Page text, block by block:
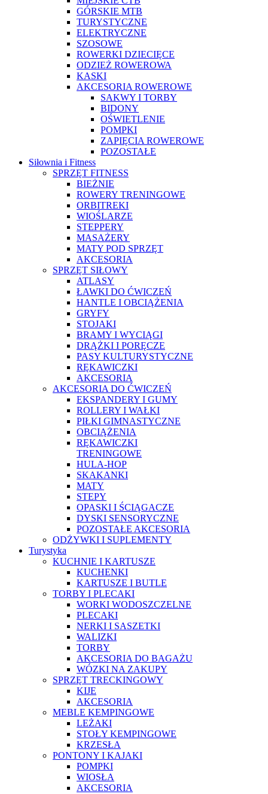
GÓRSKIE MTB
TURYSTYCZNE
ELEKTRYCZNE
SZOSOWE
ROWERKI DZIECIĘCE
ODZIEŻ ROWEROWA
KASKI
AKCESORIA ROWEROWE
SAKWY I TORBY
BIDONY
OŚWIETLENIE
POMPKI
ZAPIĘCIA ROWEROWE
POZOSTAŁE
Siłownia i Fitness
SPRZĘT FITNESS
BIEŻNIE
ROWERY TRENINGOWE
ORBITREKI
WIOŚLARZE
STEPPERY
MASAŻERY
MATY POD SPRZĘT
AKCESORIA
SPRZĘT SIŁOWY
ATLASY
ŁAWKI DO ĆWICZEŃ
HANTLE I OBCIĄŻENIA
GRYFY
STOJAKI
BRAMY I WYCIĄGI
DRĄŻKI I PORĘCZE
PASY KULTURYSTYCZNE
RĘKAWICZKI
AKCESORIA
AKCESORIA DO ĆWICZEŃ
EKSPANDERY I GUMY
ROLLERY I WAŁKI
PIŁKI GIMNASTYCZNE
OBCIĄŻENIA
RĘKAWICZKI
TRENINGOWE
HULA-HOP
SKAKANKI
MATY
STEPY
OPASKI I ŚCIĄGACZE
DYSKI SENSORYCZNE
POZOSTAŁE AKCESORIA
ODŻYWKI I SUPLEMENTY
Turystyka
KUCHNIE I KARTUSZE
KUCHENKI
KARTUSZE I BUTLE
TORBY I PLECAKI
WORKI WODOSZCZELNE
PLECAKI
NERKI I SASZETKI
WALIZKI
TORBY
AKCESORIA DO BAGAŻU
WÓZKI NA ZAKUPY
SPRZĘT TRECKINGOWY
KIJE
AKCESORIA
MEBLE KEMPINGOWE
LEŻAKI
STOŁY KEMPINGOWE
KRZESŁA
PONTONY I KAJAKI
POMPKI
WIOSŁA
AKCESORIA